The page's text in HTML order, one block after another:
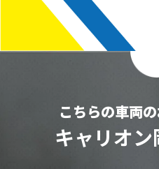
こちらの車両
キャリオ